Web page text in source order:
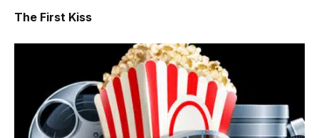
The First Kiss